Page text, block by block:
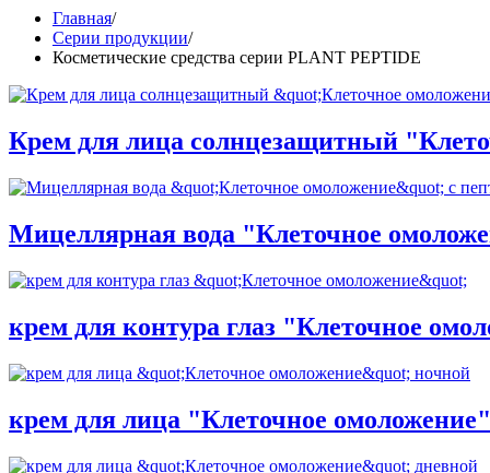
Главная/
Серии продукции/
Косметические средства серии PLANT PEPTIDE
Крем для лица солнцезащитный
Мицеллярная вода "Клеточное
крем для контура глаз "Клеточное
крем для лица "Клеточное